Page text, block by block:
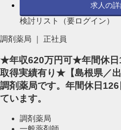
求人の
検討リスト（要ログイン）
調剤薬局 ｜ 正社員
★年収620万円可★年間休
取得実績有り★【島根県／
調剤薬局です。年間休日
ています。
調剤薬局